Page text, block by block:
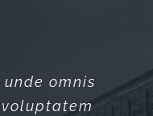
omnis
omnis